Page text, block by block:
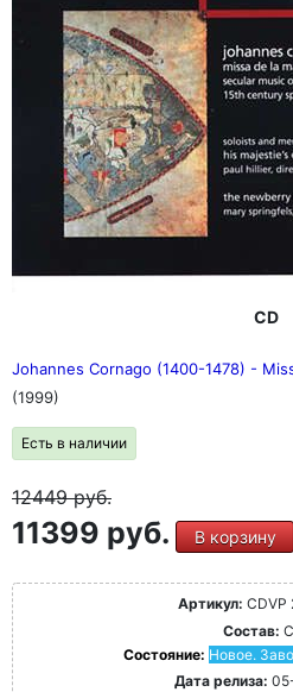
CD
Johannes Cornago (1400-1478) -
(1999)
Есть в наличии
12449руб.
11399 руб. В корзину
Артикул: CDVP
Состав:
Состояние: Новое.
Дата релиза: